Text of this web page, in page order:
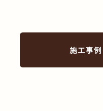
施工事